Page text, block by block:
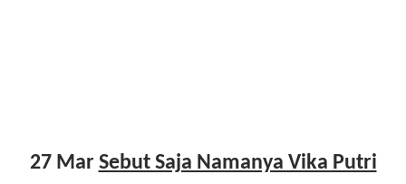
27 Mar Sebut Saja Namanya Vika Putri